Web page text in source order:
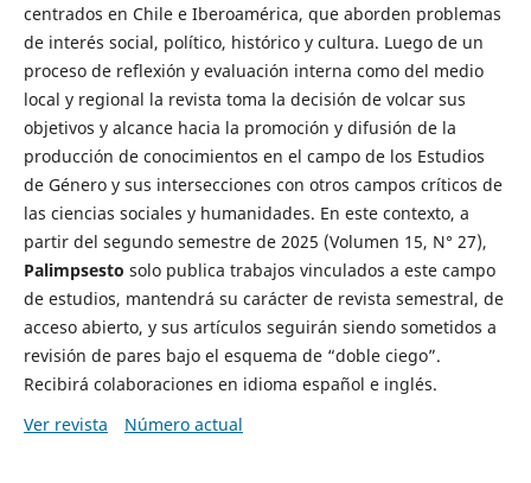
centrados en Chile e Iberoamérica, que aborden problemas
de interés social, político, histórico y cultura. Luego de un
proceso de reflexión y evaluación interna como del medio
local y regional la revista toma la decisión de volcar sus
objetivos y alcance hacia la promoción y difusión de la
producción de conocimientos en el campo de los Estudios
de Género y sus intersecciones con otros campos críticos de
las ciencias sociales y humanidades. En este contexto, a
partir del segundo semestre de 2025 (Volumen 15, N° 27),
Palimpsesto solo publica trabajos vinculados a este campo
de estudios, mantendrá su carácter de revista semestral, de
acceso abierto, y sus artículos seguirán siendo sometidos a
revisión de pares bajo el esquema de “doble ciego”.
Recibirá colaboraciones en idioma español e inglés.
Ver revista
Número actual